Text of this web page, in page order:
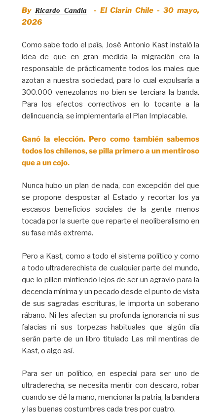
By Ricardo Candia - El Clarin Chile - 30 mayo,
2026
Como sabe todo el país, José Antonio Kast instaló la
idea de que en gran medida la migración era la
responsable de prácticamente todos los males que
azotan a nuestra sociedad, para lo cual expulsaría a
300.000 venezolanos no bien se terciara la banda.
Para los efectos correctivos en lo tocante a la
delincuencia, se implementaría el Plan Implacable.
Ganó la elección. Pero como también sabemos
todos los chilenos, se pilla primero a un mentiroso
que a un cojo.
Nunca hubo un plan de nada, con excepción del que
se propone despostar al Estado y recortar los ya
escasos beneficios sociales de la gente menos
tocada por la suerte que reparte el neoliberalismo en
su fase más extrema.
Pero a Kast, como a todo el sistema político y como
a todo ultraderechista de cualquier parte del mundo,
que lo pillen mintiendo lejos de ser un agravio para la
decencia mínima y un pecado desde el punto de vista
de sus sagradas escrituras, le importa un soberano
rábano. Ni les afectan su profunda ignorancia ni sus
falacias ni sus torpezas habituales que algún día
serán parte de un libro titulado Las mil mentiras de
Kast, o algo así.
Para ser un político, en especial para ser uno de
ultraderecha, se necesita mentir con descaro, robar
cuando se dé la mano, mencionar la patria, la bandera
y las buenas costumbres cada tres por cuatro.